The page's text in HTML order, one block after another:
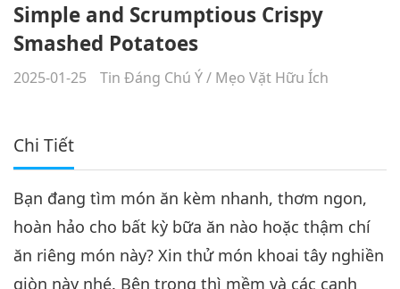
Simple and Scrumptious Crispy
Smashed Potatoes
2025-01-25 Tin Đáng Chú Ý/ Mẹo Vặt Hữu Ích
Chi Tiết
Bạn đang tìm món ăn kèm nhanh, thơm ngon,
hoàn hảo cho bất kỳ bữa ăn nào hoặc thậm chí
ăn riêng món này? Xin thử món khoai tây nghiền
giòn này nhé. Bên trong thì mềm và các cạnh